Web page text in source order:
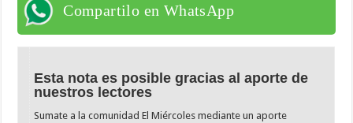
Compartilo en WhatsApp
Esta nota es posible gracias al aporte de
nuestros lectores
Sumate a la comunidad El Miércoles mediante un aporte